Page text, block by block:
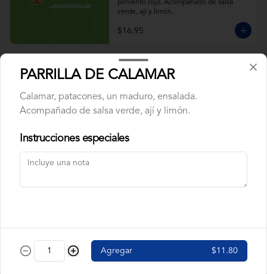
pimiento rojo. Acompañado de salsa
verde, ají y limón.
$16.95
ARROZ CON CALAMAR
Acompañado de salsa verde, ají y limón.
$9.95
PARRILLA DE CALAMAR
Calamar, patacones, un maduro, ensalada.
Acompañado de salsa verde, ají y limón.
Instrucciones especiales
Agregar $11.80